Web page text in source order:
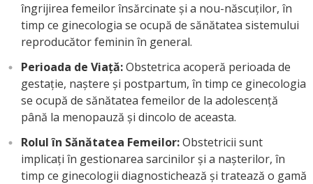
îngrijirea femeilor însărcinate și a nou-născuților, în
timp ce ginecologia se ocupă de sănătatea sistemului
reproducător feminin în general.
Perioada de Viață:Obstetrica acoperă perioada de
gestație, naștere și postpartum, în timp ce ginecologia
se ocupă de sănătatea femeilor de la adolescență
până la menopauză și dincolo de aceasta.
Rolul în Sănătatea Femeilor:Obstetricii sunt
implicați în gestionarea sarcinilor și a nașterilor, în
timp ce ginecologii diagnostichează și tratează o gamă